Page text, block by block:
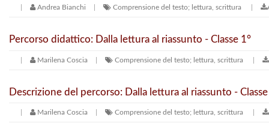
Andrea Bianchi Comprensione del testo; lettura, scrittura
Percorso didattico: Dalla lettura al riassunto - Classe 1°
Marilena Coscia Comprensione del testo; lettura, scrittura
Descrizione del percorso: Dalla lettura al riassunto - Classe
Marilena Coscia Comprensione del testo; lettura, scrittura